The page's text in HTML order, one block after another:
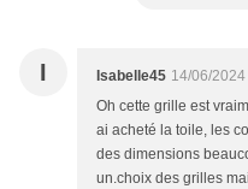
I Isabelle45 14/06/
Oh cette grille est
ai acheté la toile, les
des dimensions
un.choix des grilles